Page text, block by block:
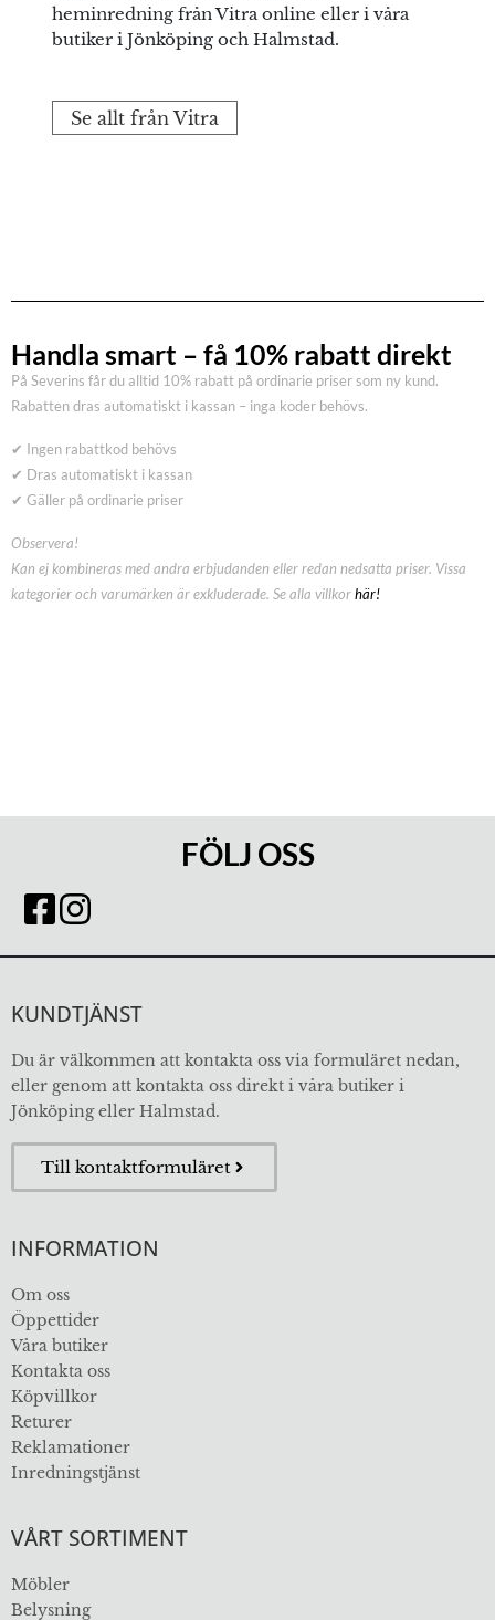
heminredning från Vitra online eller i våra
butiker i Jönköping och Halmstad.
Se allt från Vitra
Handla smart – få 10% rabatt direkt
På Severins får du alltid 10% rabatt på ordinarie priser som ny kund.
Rabatten dras automatiskt i kassan – inga koder behövs.
✔ Ingen rabattkod behövs
✔ Dras automatiskt i kassan
✔ Gäller på ordinarie priser
Observera!
Kan ej kombineras med andra erbjudanden eller redan nedsatta priser. Vissa
kategorier och varumärken är exkluderade. Se alla villkorhär!
FÖLJ OSS
KUNDTJÄNST
Du är välkommen att kontakta oss via formuläret nedan,
eller genom att kontakta oss direkt i våra butiker i
Jönköping eller Halmstad.
Till kontaktformuläret
INFORMATION
Om oss
Öppettider
Våra butiker
Kontakta oss
Köpvillkor
Returer
Reklamationer
Inredningstjänst
VÅRT SORTIMENT
Möbler
Belysning